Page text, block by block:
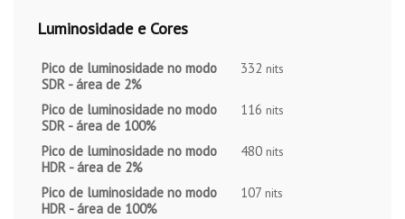
Luminosidade e Cores
Pico de luminosidade no modo
SDR - área de 2%
332 nits
Pico de luminosidade no modo
SDR - área de 100%
116 nits
Pico de luminosidade no modo
HDR - área de 2%
480 nits
Pico de luminosidade no modo
HDR - área de 100%
107 nits